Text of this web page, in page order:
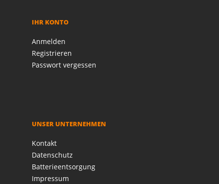
IHR KONTO
Anmelden
Registrieren
Passwort vergessen
UNSER UNTERNEHMEN
Kontakt
Datenschutz
Batterieentsorgung
Impressum